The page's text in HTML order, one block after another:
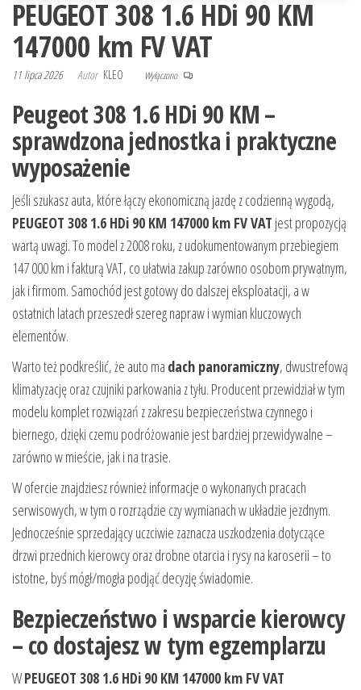
PEUGEOT 308 1.6 HDi 90 KM
147000 km FV VAT
11 lipca 2026 Autor KLEO Wyłączono
Peugeot 308 1.6 HDi 90 KM –
sprawdzona jednostka i praktyczne
wyposażenie
Jeśli szukasz auta, które łączy ekonomiczną jazdę z codzienną wygodą,
PEUGEOT 308 1.6 HDi 90 KM 147000 km FV VAT jest propozycją
wartą uwagi. To model z 2008 roku, z udokumentowanym przebiegiem
147 000 km i fakturą VAT, co ułatwia zakup zarówno osobom prywatnym,
jak i firmom. Samochód jest gotowy do dalszej eksploatacji, a w
ostatnich latach przeszedł szereg napraw i wymian kluczowych
elementów.
Warto też podkreślić, że auto ma dach panoramiczny, dwustrefową
klimatyzację oraz czujniki parkowania z tyłu. Producent przewidział w tym
modelu komplet rozwiązań z zakresu bezpieczeństwa czynnego i
biernego, dzięki czemu podróżowanie jest bardziej przewidywalne –
zarówno w mieście, jak i na trasie.
W ofercie znajdziesz również informacje o wykonanych pracach
serwisowych, w tym o rozrządzie czy wymianach w układzie jezdnym.
Jednocześnie sprzedający uczciwie zaznacza uszkodzenia dotyczące
drzwi przednich kierowcy oraz drobne otarcia i rysy na karoserii – to
istotne, byś mógł/mogła podjąć decyzję świadomie.
Bezpieczeństwo i wsparcie kierowcy
– co dostajesz w tym egzemplarzu
WPEUGEOT 308 1.6 HDi 90 KM 147000 km FV VAT